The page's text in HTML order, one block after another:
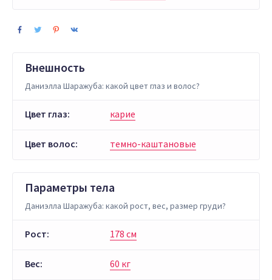
Внешность
Даниэлла Шаражуба: какой цвет глаз и волос?
Цвет глаз: карие
Цвет волос: темно-каштановые
Параметры тела
Даниэлла Шаражуба: какой рост, вес, размер груди?
Рост: 178 см
Вес: 60 кг